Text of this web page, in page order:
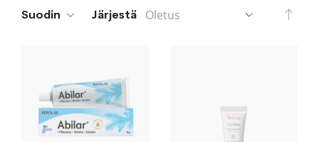
Suodin Järjestä